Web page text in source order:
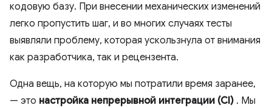
кодовую базу. При внесении механических изменений
легко пропустить шаг, и во многих случаях тесты
выявляли проблему, которая ускользнула от внимания
как разработчика, так и рецензента.
Одна вещь, на которую мы потратили время заранее,
— это настройка непрерывной интеграции (CI) . Мы